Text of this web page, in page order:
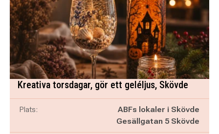
Kreativa torsdagar, gör ett geléljus, Skövde
Plats:
ABFs lokaler i Skövde
Gesällgatan 5 Skövde